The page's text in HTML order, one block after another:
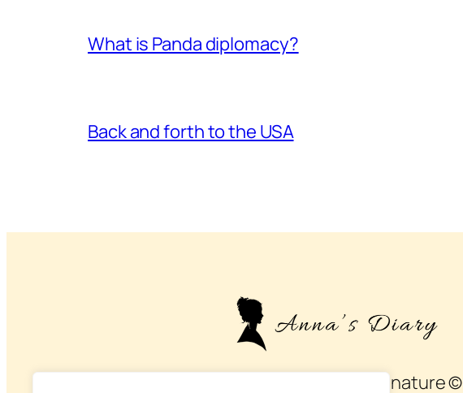
What is Panda diplomacy?
Back and forth to the USA
– About life, health and nature ©